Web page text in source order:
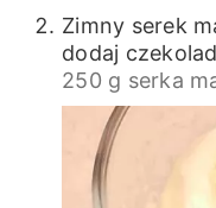
Zimny serek
dodaj
250 g serka